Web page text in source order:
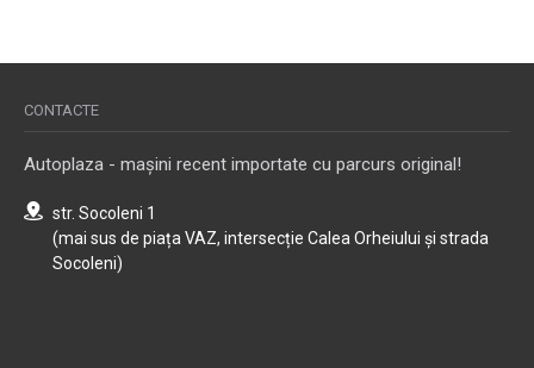
CONTACTE
Autoplaza - mașini recent importate cu parcurs original!
str. Socoleni 1
(mai sus de piața VAZ, intersecție Calea Orheiului și strada
Socoleni)